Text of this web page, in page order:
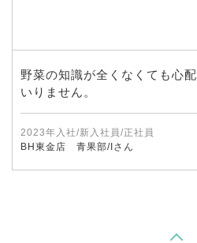
野菜の知識が全くなくても心配
いりません。
2023年入社/新入社員/正社員
BH東金店 青果部/Iさん